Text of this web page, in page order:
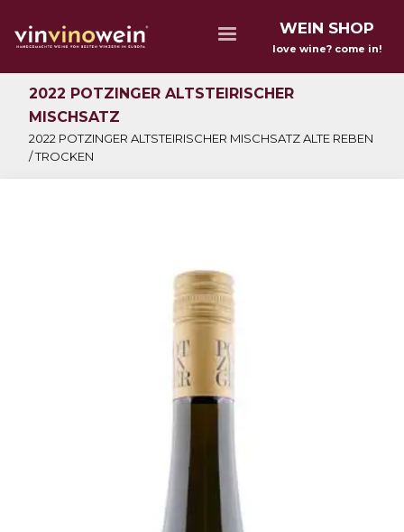
WEIN SHOP
love wine? come in!
2022 POTZINGER ALTSTEIRISCHER
MISCHSATZ
2022 POTZINGER ALTSTEIRISCHER MISCHSATZ ALTE REBEN
/ TROCKEN